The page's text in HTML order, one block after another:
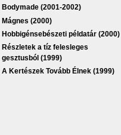
Bodymade (2001-2002)
Mágnes (2000)
Hobbigénsebészeti példatár (2000)
Részletek a tíz felesleges
gesztusból (1999)
A Kertészek Tovább Élnek (1999)